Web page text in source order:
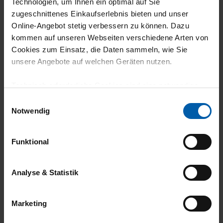
Technologien, um Ihnen ein optimal auf Sie
zugeschnittenes Einkaufserlebnis bieten und unser
Online-Angebot stetig verbessern zu können. Dazu
kommen auf unseren Webseiten verschiedene Arten von
Cookies zum Einsatz, die Daten sammeln, wie Sie
unsere Angebote auf welchen Geräten nutzen.
grundlegende Funktionen wie etwa zur Auswahl und
gewährleisten.
Für die Darstellung personalisierter Angebote, Anzeigen
und Inhalte aufgrund Ihres Nutzerverhaltens und Ihres
Zwecke zur Analyse und Optimierung unserer
Notwendig
Funktional
Analyse & Statistik
Marketing
climate-neutral
shipping
Family business